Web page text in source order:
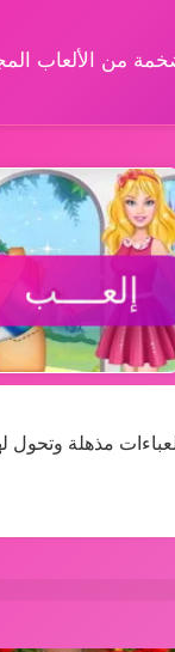
من الألعاب
إلعــــب
مذهلة وتحول